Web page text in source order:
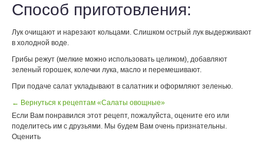
Способ приготовления:
Лук очищают и нарезают кольцами. Слишком острый лук выдерживают
в холодной воде.
Грибы режут (мелкие можно использовать целиком), добавляют
зеленый горошек, колечки лука, масло и перемешивают.
При подаче салат укладывают в салатник и оформляют зеленью.
← Вернуться к рецептам «Салаты овощные»
Если Вам понравился этот рецепт, пожалуйста, оцените его или
поделитесь им с друзьями. Мы будем Вам очень признательны.
Оценить